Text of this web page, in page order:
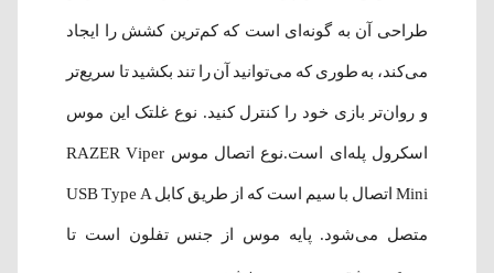
طراحی آن به گونه‌ای است که کم‌ترین کشش را ایجاد
می‌کند، به طوری که می‌توانید آن را تند بکشید تا سریع‌تر
و روان‌تر بازی خود را کنترل کنید. نوع غلتک این موس
اسکرول پله‌ای است.نوع اتصال موس RAZER Viper
Mini اتصال با سیم است که از طریق کابل USB Type A
متصل می‌شود. پایه موس از جنس تفلون است تا